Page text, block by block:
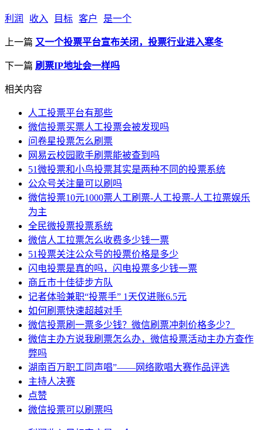
利润 收入 目标 客户 是一个
上一篇 又一个投票平台宣布关闭，投票行业进入寒冬
下一篇 刷票IP地址会一样吗
相关内容
人工投票平台有那些
微信投票买票人工投票会被发现吗
问卷星投票怎么刷票
网易云校园歌手刷票能被查到吗
51微投票和小鸟投票其实是两种不同的投票系统
公众号关注量可以刷吗
微信投票10元1000票人工刷票-人工投票-人工拉票娱乐
为主
全民微投票投票系统
微信人工拉票怎么收费多少钱一票
51投票关注公众号的投票价格是多少
闪电投票是真的吗，闪电投票多少钱一票
商丘市十佳徒步方队
记者体验兼职“投票手” 1天仅进账6.5元
如何刷票快速超越对手
微信投票刷一票多少钱？微信刷票冲刺价格多少？
微信主办方说我刷票怎么办，微信投票活动主办方查作
弊吗
湖南百万职工同声唱”——网络歌唱大赛作品评选
主持人决赛
点赞
微信投票可以刷票吗